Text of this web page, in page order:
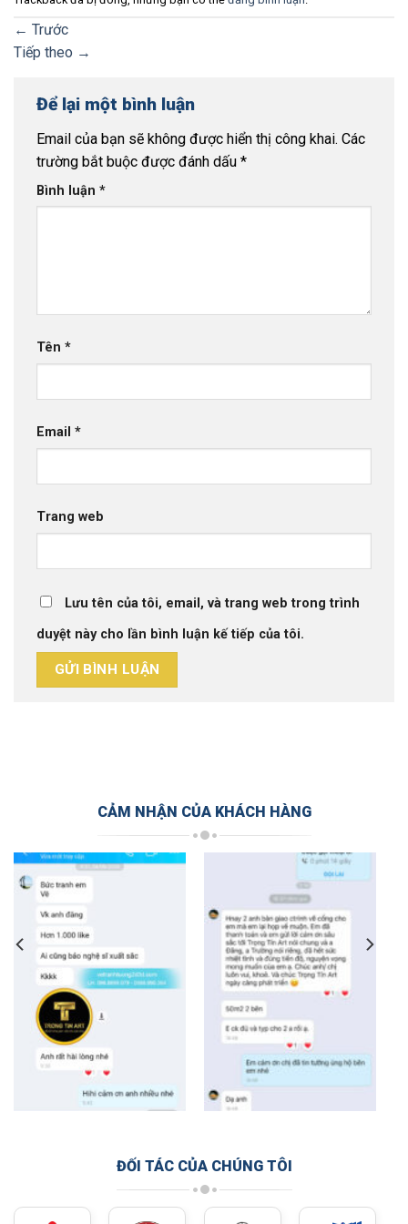
← Trước
Tiếp theo →
Để lại một bình luận
Email của bạn sẽ không được hiển thị công khai. Các
trường bắt buộc được đánh dấu *
Bình luận *
Tên *
Email *
Trang web
Lưu tên của tôi, email, và trang web trong trình
duyệt này cho lần bình luận kế tiếp của tôi.
CẢM NHẬN CỦA KHÁCH HÀNG
ĐỐI TÁC CỦA CHÚNG TÔI